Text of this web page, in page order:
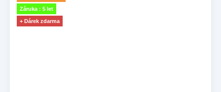
Záruka : 5 let
+ Dárek zdarma